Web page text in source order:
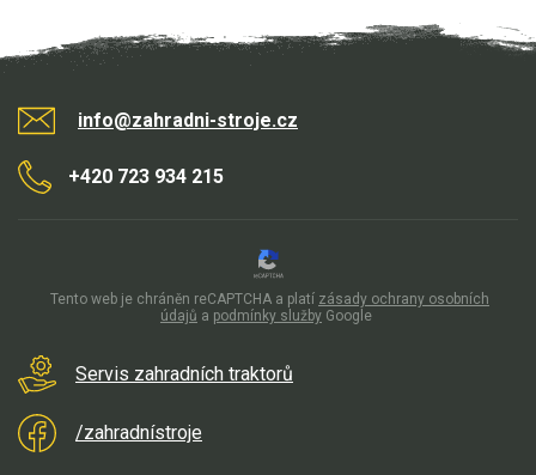
info@zahradni-stroje.cz
+420 723 934 215
Servis zahradních traktorů
/zahradnístroje
Tento web je chráněn reCAPTCHA a platí zásady ochrany osobních
údajů a podmínky služby Google